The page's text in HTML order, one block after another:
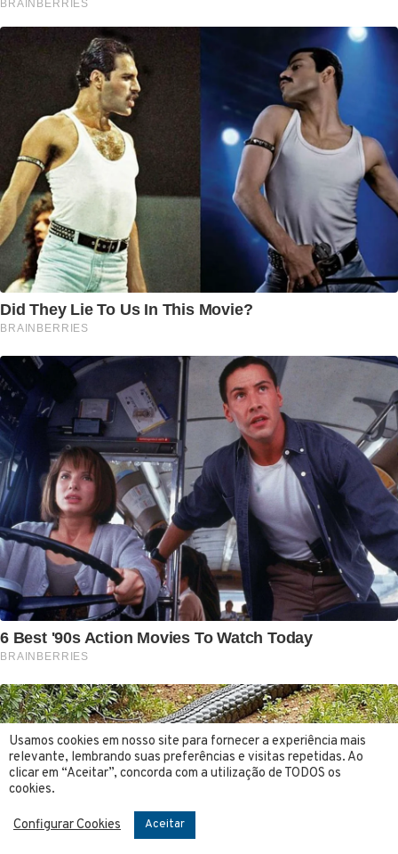
Usamos cookies em nosso site para fornecer a experiência mais
relevante, lembrando suas preferências e visitas repetidas. Ao
clicar em “Aceitar”, concorda com a utilização de TODOS os
cookies.
Configurar Cookies Aceitar